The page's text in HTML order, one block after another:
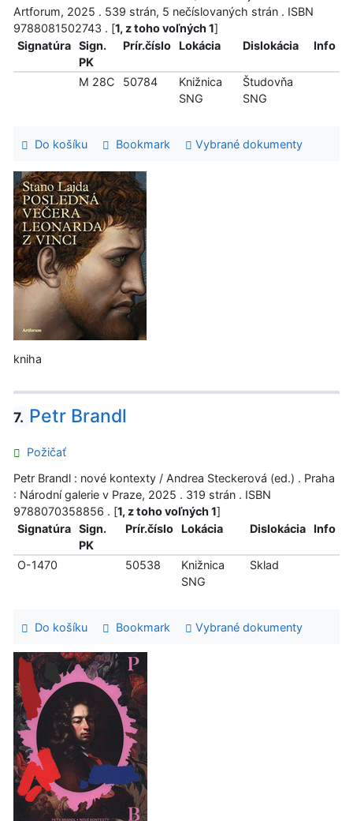
Artforum, 2025 . 539 strán, 5 nečíslovaných strán . ISBN
9788081502743 . [1, z toho voľných 1]
Signatúra
Sign.
PK
Prír.číslo Lokácia Dislokácia Info
M 28C 50784
Knižnica
SNG
Študovňa
SNG
Do košíku Bookmark Vybrané dokumenty
kniha
7. Petr Brandl
Požičať
Petr Brandl : nové kontexty / Andrea Steckerová (ed.) . Praha
: Národní galerie v Praze, 2025 . 319 strán . ISBN
9788070358856 . [1, z toho voľných 1]
Signatúra
Sign.
PK
Prír.číslo Lokácia Dislokácia Info
O-1470 50538
Knižnica
SNG
Sklad
Do košíku Bookmark Vybrané dokumenty